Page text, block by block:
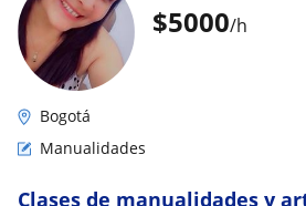
$5000/h
Bogotá
Manualidades
Clases de manualidades y